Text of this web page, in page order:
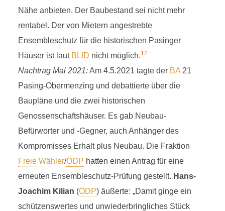
Nähe anbieten. Der Baubestand sei nicht mehr
rentabel. Der von Mietern angestrebte
Ensembleschutz für die historischen Pasinger
Häuser ist laut BLfD nicht möglich.12
Nachtrag Mai 2021:Am 4.5.2021 tagte der BA21
Pasing-Obermenzing und debattierte über die
Baupläne und die zwei historischen
Genossenschaftshäuser. Es gab Neubau-
Befürworter und -Gegner, auch Anhänger des
Kompromisses Erhalt plus Neubau. Die Fraktion
Freie Wähler/ÖDP hatten einen Antrag für eine
erneuten Ensembleschutz-Prüfung gestellt. Hans-
Joachim Kilian (ÖDP) äußerte: „Damit ginge ein
schützenswertes und unwiederbringliches Stück